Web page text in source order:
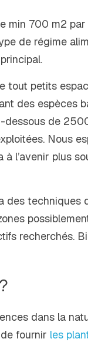
min 700 m2
de régime
tout petits
des espèces
dessous de
Nous
l’avenir plus
des techniques
recherchés.
dans la
fournir les